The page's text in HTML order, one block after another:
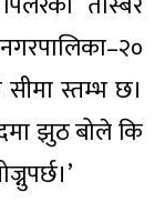
स्तम्भ छ।
झुठ बोले कि